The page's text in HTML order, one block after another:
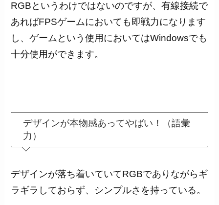
RGBというわけではないのですが、有線接続で
あればFPSゲームにおいても即戦力になります
し、ゲームという使用においてはWindowsでも
十分使用ができます。
デザインが本物感あってやばい！（語彙
力）
デザインが落ち着いていてRGBでありながらギ
ラギラしておらず、シンプルさを持っている。